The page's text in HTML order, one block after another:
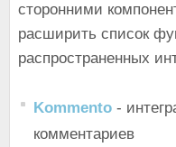
сторонними
расширить список
распространенных
Kommento -
комментариев